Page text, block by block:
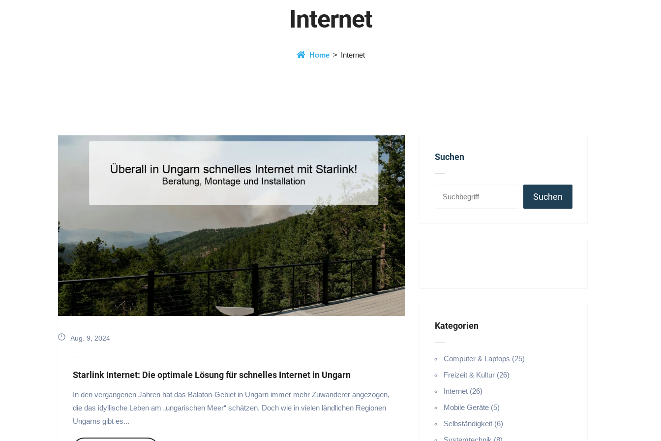
Internet
Home Internet
Aug. 9, 2024
Starlink Internet: Die optimale Lösung für schnelles Internet in Ungarn
In den vergangenen Jahren hat das Balaton-Gebiet in Ungarn immer mehr Zuwanderer angezogen,
die das idyllische Leben am „ungarischen Meer“ schätzen. Doch wie in vielen ländlichen Regionen
Ungarns gibt es...
Suchen
Suchen
Kategorien
Computer & Laptops (25)
Freizeit & Kultur (26)
Internet (26)
Mobile Geräte (5)
Selbständigkeit (6)